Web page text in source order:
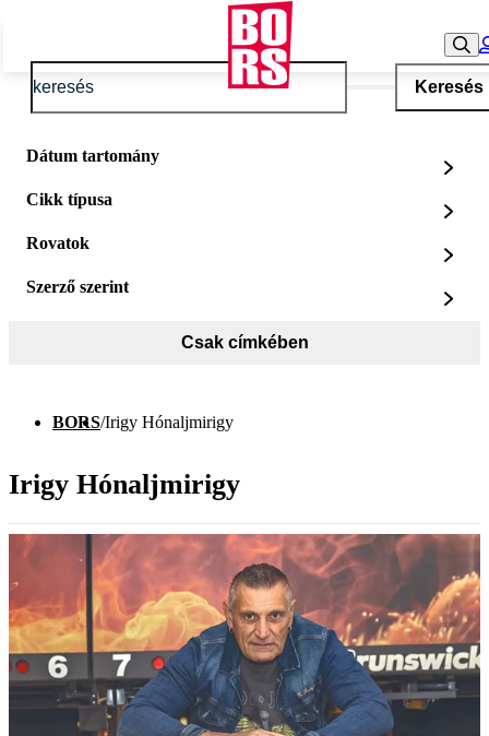
Keresés
Dátum tartomány
Cikk típusa
Rovatok
Szerző szerint
Csak címkében
BORS/Irigy Hónaljmirigy
Irigy Hónaljmirigy